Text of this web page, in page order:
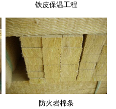
铁皮保温工程
防火岩棉条